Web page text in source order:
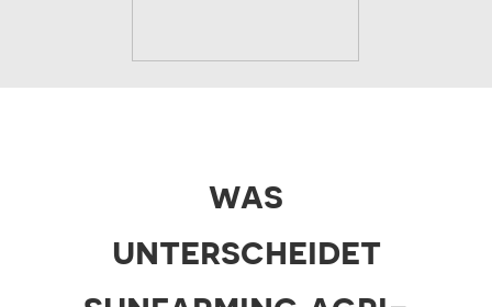
was
unterscheidet